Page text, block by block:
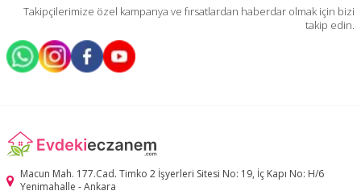
Takipçilerimize özel kampanya ve fırsatlardan haberdar olmak için bizi
takip edin.
Macun Mah. 177.Cad. Timko 2 İşyerleri Sitesi No: 19, İç Kapı No: H/6
Yenimahalle - Ankara